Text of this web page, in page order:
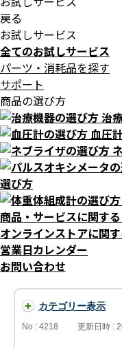
戻る
お試しサービス
全てのお試しサービス
パーツ・消耗品を探す
サポート
商品の選び方
治
血圧
選び方
商品・サービスに関す
オンラインストアに関
営業日カレンダー
お問い合わせ
カテゴリー表示
No : 4218 更新日時 :